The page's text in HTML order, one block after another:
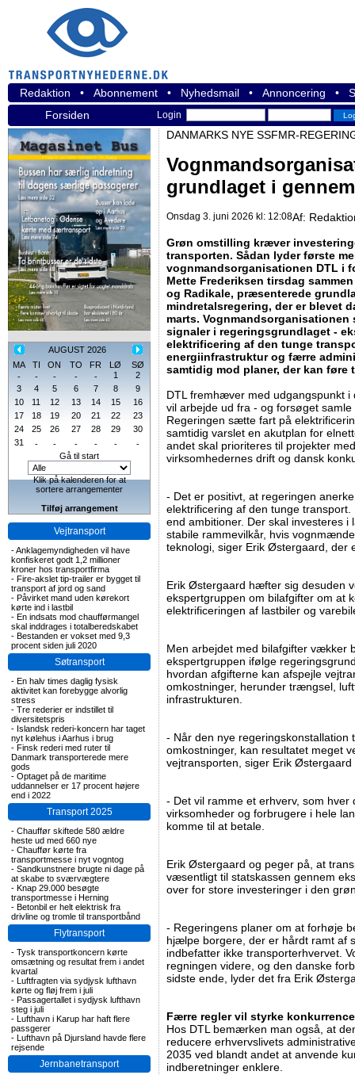
Redaktion • Abonnement • Nyhedsmail • Annoncering •
Forsiden
Login
AUGUST 2026
MA
TI ON TO FR LØ
SØ
-
- - - - 1
2
3
4 5 6 7 8
9
10
11 12 13 14 15
16
17
18 19 20 21 22
23
24
25 26 27 28 29
30
31
- - - - -
-
Gå til start
Klik på kalenderen for at
sortere arrangementer
Tilføj arrangement
Vejtransport
-Anklagemyndigheden vil have
konfiskeret godt 1,2 millioner
kroner hos transportfirma
- Fire-akslet tip-trailer er bygget til
transport af jord og sand
- Påvirket mand uden kørekort
kørte ind i lastbil
- En indsats mod chaufførmangel
skal inddrages i totalberedskabet
- Bestanden er vokset med 9,3
procent siden juli 2020
Søtransport
- En halv times daglig fysisk
aktivitet kan forebygge alvorlig
stress
- Tre rederier er indstillet til
diversitetspris
- Islandsk rederi-koncern har taget
nyt kølehus i Aarhus i brug
- Finsk rederi med ruter til
Danmark transporterede mere
gods
- Optaget på de maritime
uddannelser er 17 procent højere
end i 2022
Transport 2025
- Chauffør skiftede 580 ældre
heste ud med 660 nye
- Chauffør kørte fra
transportmesse i nyt vogntog
- Sandkunstnere brugte ni dage på
at skabe to sværvægtere
- Knap 29.000 besøgte
transportmesse i Herning
- Betonbil er helt elektrisk fra
drivline og tromle til transportbånd
Flytransport
- Tysk transportkoncern kørte
omsætning og resultat frem i andet
kvartal
- Luftfragten via sydjysk lufthavn
kørte og fløj frem i juli
- Passagertallet i sydjysk lufthavn
steg i juli
- Lufthavn i Karup har haft flere
passgerer
- Lufthavn på Djursland havde flere
rejsende
Jernbanetransport
DANMARKS NYE SSFMR-
grundlaget i gennem
Onsdag 3. juni 2026 kl: 12:08Af:
Grøn omstilling kræver
transporten. Sådan lyder første
vognmandsorganisationen DTL i
Mette Frederiksen tirsdag
og Radikale, præsenterede
mindretalsregering, der er blevet
marts.
signaler i regeringsgrundlaget -
elektrificering af den tunge
energiinfrastruktur og færre
samtidig mod planer, der kan
DTL fremhæver med udgangspunkt
vil arbejde ud fra - og forsøget
Regeringen sætte fart på
samtidig varslet en akutplan for
andet skal prioriteres til projekter
virksomhedernes drift og dansk
- Det er positivt, at regeringen
elektrificering af den tunge
end ambitioner. Der skal investeres i
stabile rammevilkår, hvis
teknologi, siger Erik Østergaard, der
Erik Østergaard hæfter sig desuden
ekspertgruppen om bilafgifter om at
elektrificeringen af lastbiler og
Men arbejdet med bilafgifter vækker
ekspertgruppen ifølge
hvordan afgifterne kan afspejle
omkostninger, herunder trængsel,
infrastrukturen.
- Når den nye regeringskonstallation
omkostninger, kan resultatet meget
vejtransporten, siger Erik
- Det vil ramme et erhverv, som
virksomheder og forbrugere i hele
komme til at betale.
Erik Østergaard og peger på, at
væsentligt til statskassen gennem
over for store investeringer i den
- Regeringens planer om at forhøje
hjælpe borgere, der er hårdt ramt af
indbefatter ikke transporterhvervet.
regningen videre, og den danske
sidste ende, lyder det fra Erik
Færre regler vil styrke
Hos DTL bemærken man også, at
reducere erhvervslivets
2035 ved blandt andet at anvende
indberetninger enklere.